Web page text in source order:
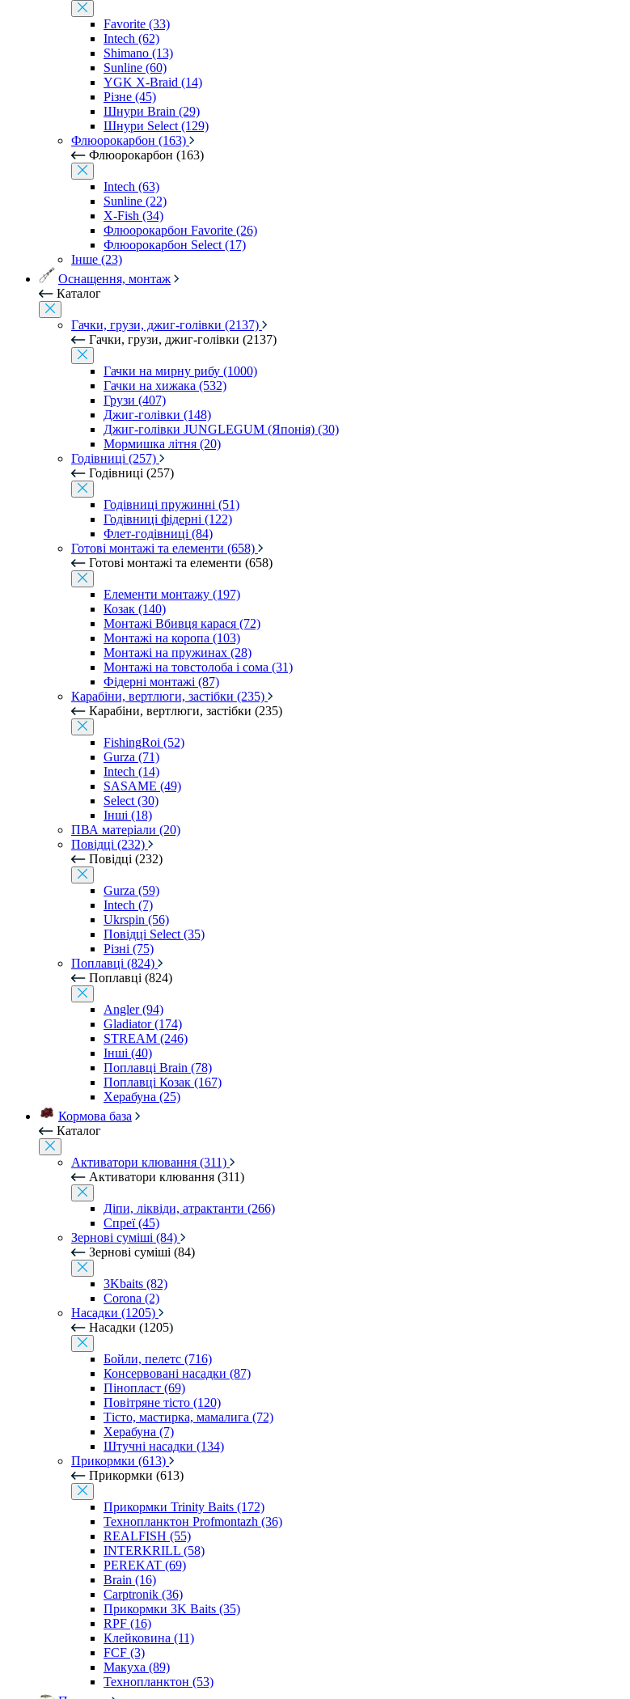
Favorite (33)
Intech (62)
Shimano (13)
Sunline (60)
YGK X-Braid (14)
Різне (45)
Шнури Brain (29)
Шнури Select (129)
Флюорокарбон (163)
Флюорокарбон (163)
Intech (63)
Sunline (22)
X-Fish (34)
Флюорокарбон Favorite (26)
Флюорокарбон Select (17)
Інше (23)
Оснащення, монтаж
Каталог
Гачки, грузи, джиг-голівки (2137)
Гачки, грузи, джиг-голівки (2137)
Гачки на мирну рибу (1000)
Гачки на хижака (532)
Грузи (407)
Джиг-голівки (148)
Джиг-голівки JUNGLEGUM (Японія) (30)
Мормишка літня (20)
Годівниці (257)
Годівниці (257)
Годівниці пружинні (51)
Годівниці фідерні (122)
Флет-годівниці (84)
Готові монтажі та елементи (658)
Готові монтажі та елементи (658)
Елементи монтажу (197)
Козак (140)
Монтажі Вбивця карася (72)
Монтажі на коропа (103)
Монтажі на пружинах (28)
Монтажі на товстолоба і сома (31)
Фідерні монтажі (87)
Карабіни, вертлюги, застібки (235)
Карабіни, вертлюги, застібки (235)
FishingRoi (52)
Gurza (71)
Intech (14)
SASAME (49)
Select (30)
Інші (18)
ПВА матеріали (20)
Повідці (232)
Повідці (232)
Gurza (59)
Intech (7)
Ukrspin (56)
Повідці Select (35)
Різні (75)
Поплавці (824)
Поплавці (824)
Angler (94)
Gladiator (174)
STREAM (246)
Інші (40)
Поплавці Brain (78)
Поплавці Козак (167)
Херабуна (25)
Кормова база
Каталог
Активатори клювання (311)
Активатори клювання (311)
Діпи, ліквіди, атрактанти (266)
Спреї (45)
Зернові суміші (84)
Зернові суміші (84)
3Kbaits (82)
Corona (2)
Насадки (1205)
Насадки (1205)
Бойли, пелетс (716)
Консервовані насадки (87)
Пінопласт (69)
Повітряне тісто (120)
Тісто, мастирка, мамалига (72)
Херабуна (7)
Штучні насадки (134)
Прикормки (613)
Прикормки (613)
Прикормки Trinity Baits (172)
Технопланктон Profmontazh (36)
REALFISH (55)
INTERKRILL (58)
PEREKAT (69)
Brain (16)
Carptronik (36)
Прикормки 3K Baits (35)
RPF (16)
Клейковина (11)
FCF (3)
Макуха (89)
Технопланктон (53)